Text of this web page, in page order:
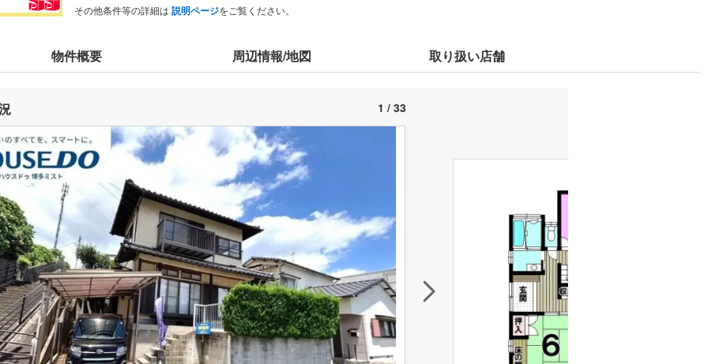
その他条件等の詳細は 説明ページをご覧ください。
物件概要 周辺情報/地図 取り扱い店舗
1 / 33